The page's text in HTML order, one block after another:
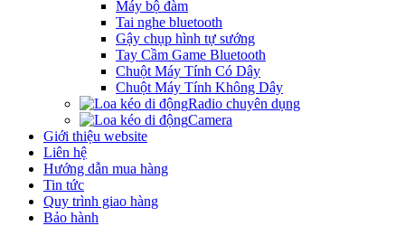
Máy bộ đàm
Tai nghe bluetooth
Gậy chụp hình tự sướng
Tay Cầm Game Bluetooth
Chuột Máy Tính Có Dây
Chuột Máy Tính Không Dây
Radio chuyên dụng
Camera
Giới thiệu website
Liên hệ
Hướng dẫn mua hàng
Tin tức
Quy trình giao hàng
Bảo hành